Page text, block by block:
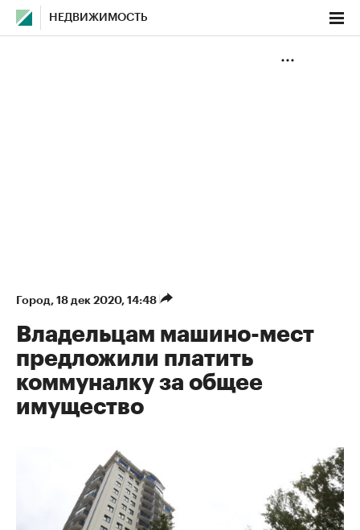
НЕДВИЖИМОСТЬ
Город⁠, 18 дек 2020, 14:48
Владельцам машино-мест
предложили платить
коммуналку за общее
имущество